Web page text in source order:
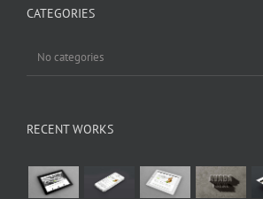
CATEGORIES
No categories
RECENT WORKS